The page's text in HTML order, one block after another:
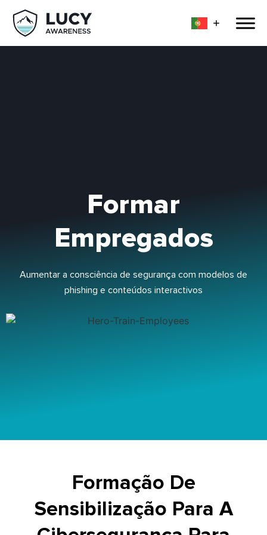
Formar
Empregados
Aumentar a consciência de segurança com modelos de
phishing e conteúdos interactivos
Formação De
Sensibilização Para A